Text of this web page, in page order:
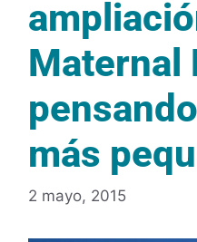
Maternal
más
2 mayo, 2015